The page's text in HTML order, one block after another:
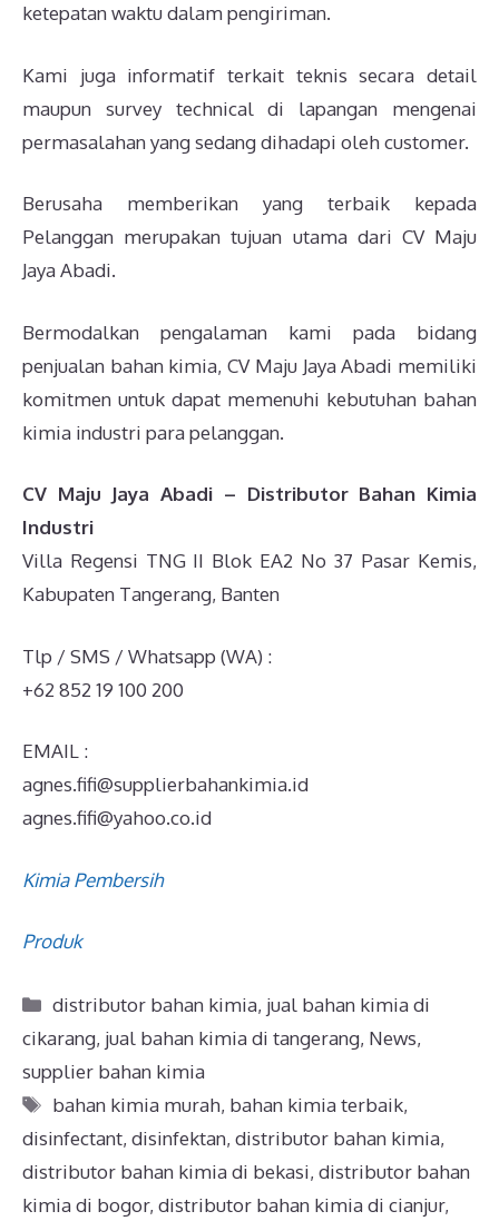
ketepatan waktu dalam pengiriman.
Kami juga informatif terkait teknis secara detail
maupun survey technical di lapangan mengenai
permasalahan yang sedang dihadapi oleh customer.
Berusaha memberikan yang terbaik kepada
Pelanggan merupakan tujuan utama dari CV Maju
Jaya Abadi.
Bermodalkan pengalaman kami pada bidang
penjualan bahan kimia, CV Maju Jaya Abadi memiliki
komitmen untuk dapat memenuhi kebutuhan bahan
kimia industri para pelanggan.
CV Maju Jaya Abadi – Distributor Bahan Kimia
Industri
Villa Regensi TNG II Blok EA2 No 37 Pasar Kemis,
Kabupaten Tangerang, Banten
Tlp / SMS / Whatsapp (WA) :
+62 852 19 100 200
EMAIL :
agnes.fifi@supplierbahankimia.id
agnes.fifi@yahoo.co.id
Kimia Pembersih
Produk
distributor bahan kimia, jual bahan kimia di
cikarang, jual bahan kimia di tangerang, News,
supplier bahan kimia
bahan kimia murah, bahan kimia terbaik,
disinfectant, disinfektan, distributor bahan kimia,
distributor bahan kimia di bekasi, distributor bahan
kimia di bogor, distributor bahan kimia di cianjur,